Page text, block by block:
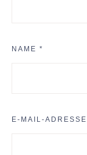
NAME *
E-MAIL-ADRESSE